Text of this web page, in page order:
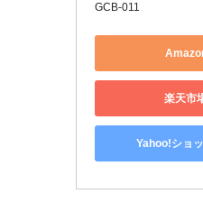
GCB-011
楽天市
Yahoo!ショ